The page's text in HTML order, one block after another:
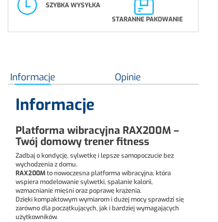
SZYBKA WYSYŁKA
STARANNE PAKOWANIE
Informacje Opinie
Informacje
Platforma wibracyjna RAX200M –
Twój domowy trener fitness
Zadbaj o kondycję, sylwetkę i lepsze samopoczucie bez
wychodzenia z domu.
RAX200Mto nowoczesna platforma wibracyjna, która
wspiera modelowanie sylwetki, spalanie kalorii,
wzmacnianie mięśni oraz poprawę krążenia.
Dzięki kompaktowym wymiarom i dużej mocy sprawdzi się
zarówno dla początkujących, jak i bardziej wymagających
użytkowników.